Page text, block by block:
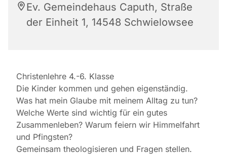
Ev. Gemeindehaus Caputh, Straße
der Einheit 1, 14548 Schwielowsee
Christenlehre 4.-6. Klasse
Die Kinder kommen und gehen eigenständig.
Was hat mein Glaube mit meinem Alltag zu tun?
Welche Werte sind wichtig für ein gutes
Zusammenleben? Warum feiern wir Himmelfahrt
und Pfingsten?
Gemeinsam theologisieren und Fragen stellen.